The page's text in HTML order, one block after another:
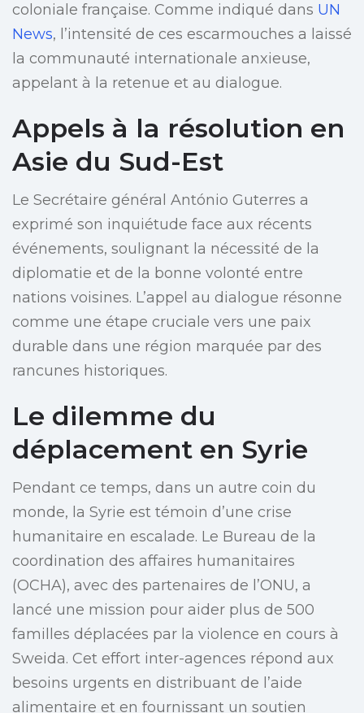
coloniale française. Comme indiqué dans UN
News, l’intensité de ces escarmouches a laissé
la communauté internationale anxieuse,
appelant à la retenue et au dialogue.
Appels à la résolution en
Asie du Sud-Est
Le Secrétaire général António Guterres a
exprimé son inquiétude face aux récents
événements, soulignant la nécessité de la
diplomatie et de la bonne volonté entre
nations voisines. L’appel au dialogue résonne
comme une étape cruciale vers une paix
durable dans une région marquée par des
rancunes historiques.
Le dilemme du
déplacement en Syrie
Pendant ce temps, dans un autre coin du
monde, la Syrie est témoin d’une crise
humanitaire en escalade. Le Bureau de la
coordination des affaires humanitaires
(OCHA), avec des partenaires de l’ONU, a
lancé une mission pour aider plus de 500
familles déplacées par la violence en cours à
Sweida. Cet effort inter-agences répond aux
besoins urgents en distribuant de l’aide
alimentaire et en fournissant un soutien